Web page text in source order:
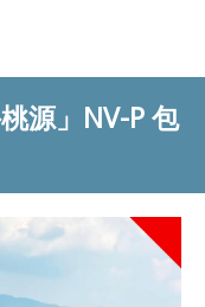
源」NV-P 包